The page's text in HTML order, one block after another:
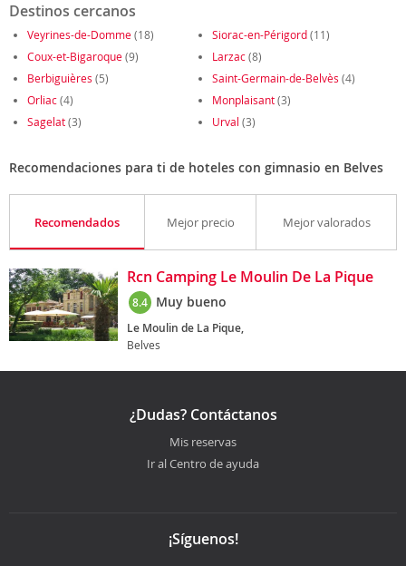
Destinos cercanos
Veyrines-de-Domme(18) Siorac-en-Périgord(11)
Coux-et-Bigaroque(9) Larzac(8)
Berbiguières (5) Saint-Germain-de-Belvès (4)
Orliac(4) Monplaisant(3)
Sagelat(3) Urval (3)
Recomendaciones para ti de hoteles con gimnasio en Belves
Recomendados Mejor precio Mejor valorados
Rcn Camping Le Moulin De La Pique
8.4 Muy bueno
Le Moulin de La Pique,
Belves
¿Dudas? Contáctanos
Mis reservas
Ir al Centro de ayuda
¡Síguenos!